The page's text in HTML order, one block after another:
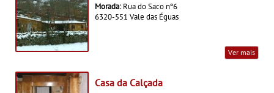
Morada: Rua do Saco nº6
6320-551 Vale das Éguas
Ver mais
Casa da Calçada